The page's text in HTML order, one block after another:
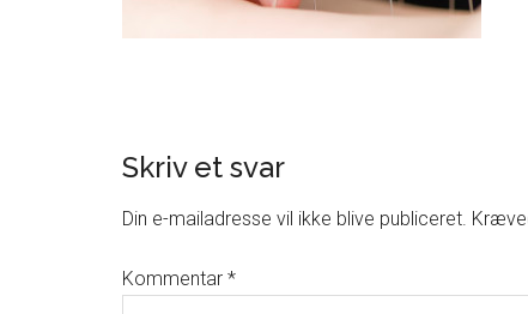
Skriv et svar
Din e-mailadresse vil ikke blive publiceret.
Kommentar *